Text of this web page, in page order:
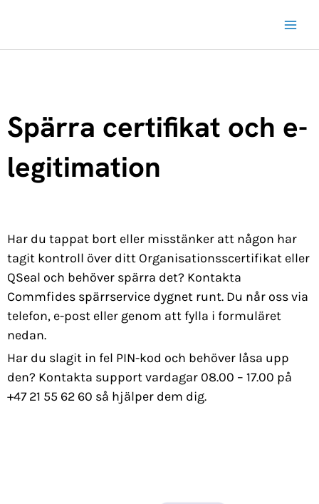
Spärra certifikat och e-
legitimation
Har du tappat bort eller misstänker att någon har
tagit kontroll över ditt Organisationsscertifikat eller
QSeal och behöver spärra det? Kontakta
Commfides spärrservice dygnet runt. Du når oss via
telefon, e-post eller genom att fylla i formuläret
nedan.
Har du slagit in fel PIN-kod och behöver låsa upp
den? Kontakta support vardagar 08.00 – 17.00 på
+47 21 55 62 60 så hjälper dem dig.